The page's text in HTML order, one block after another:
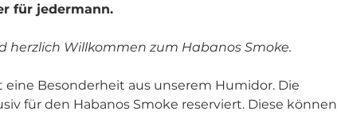
für jedermann.
herzlich Willkommen zum Habanos Smoke.
eine Besonderheit aus unserem Humidor. Die
für den Habanos Smoke reserviert. Diese können